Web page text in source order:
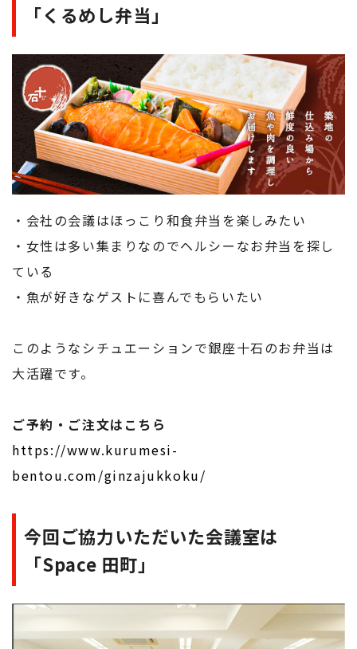
「くるめし弁当」
・会社の会議はほっこり和食弁当を楽しみたい
・女性は多い集まりなのでヘルシーなお弁当を探し
ている
・魚が好きなゲストに喜んでもらいたい
このようなシチュエーションで銀座十石のお弁当は
大活躍です。
ご予約・ご注文はこちら
https://www.kurumesi-
bentou.com/ginzajukkoku/
今回ご協力いただいた会議室は
「Space 田町」